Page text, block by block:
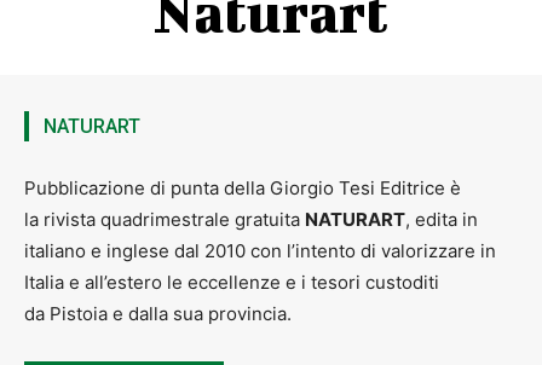
NATURART
Pubblicazione di punta della Giorgio Tesi Editrice è
la rivista quadrimestrale gratuita NATURART, edita in
italiano e inglese dal 2010 con l’intento di valorizzare in
Italia e all’estero le eccellenze e i tesori custoditi
da Pistoia e dalla sua provincia.